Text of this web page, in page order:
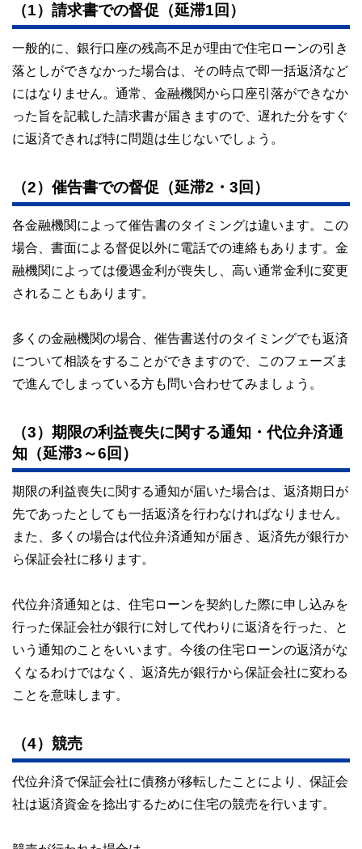
（1）請求書での督促（延滞1回）
一般的に、銀行口座の残高不足が理由で住宅ローンの引き
落としができなかった場合は、その時点で即一括返済など
にはなりません。通常、金融機関から口座引落ができなか
った旨を記載した請求書が届きますので、遅れた分をすぐ
に返済できれば特に問題は生じないでしょう。
（2）催告書での督促（延滞2・3回）
各金融機関によって催告書のタイミングは違います。この
場合、書面による督促以外に電話での連絡もあります。金
融機関によっては優遇金利が喪失し、高い通常金利に変更
されることもあります。
多くの金融機関の場合、催告書送付のタイミングでも返済
について相談をすることができますので、このフェーズま
で進んでしまっている方も問い合わせてみましょう。
（3）期限の利益喪失に関する通知・代位弁済通
知（延滞3～6回）
期限の利益喪失に関する通知が届いた場合は、返済期日が
先であったとしても一括返済を行わなければなりません。
また、多くの場合は代位弁済通知が届き、返済先が銀行か
ら保証会社に移ります。
代位弁済通知とは、住宅ローンを契約した際に申し込みを
行った保証会社が銀行に対して代わりに返済を行った、と
いう通知のことをいいます。今後の住宅ローンの返済がな
くなるわけではなく、返済先が銀行から保証会社に変わる
ことを意味します。
（4）競売
代位弁済で保証会社に債務が移転したことにより、保証会
社は返済資金を捻出するために住宅の競売を行います。